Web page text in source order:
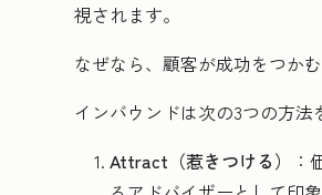
視されます。
なぜなら、顧客が成功をつか
インバウンドは次の3つの方法
Attract（惹きつける）
：